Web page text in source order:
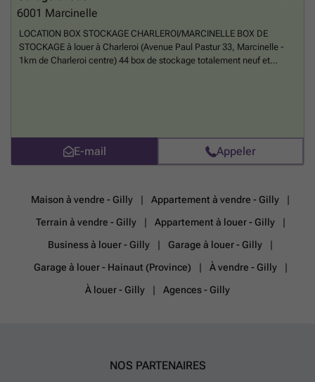
6001 Marcinelle
LOCATION BOX STOCKAGE CHARLEROI/MARCINELLE BOX DE
STOCKAGE à louer à Charleroi (Avenue Paul Pastur 33, Marcinelle -
1km de Charleroi centre) 44 box de stockage totalement neuf et
E-mail Appeler
Maison à vendre - Gilly
Appartement à vendre - Gilly
Terrain à vendre - Gilly
Appartement à louer - Gilly
Business à louer - Gilly
Garage à louer - Gilly
Garage à louer - Hainaut (Province)
À vendre - Gilly
À louer - Gilly
Agences - Gilly
NOS PARTENAIRES